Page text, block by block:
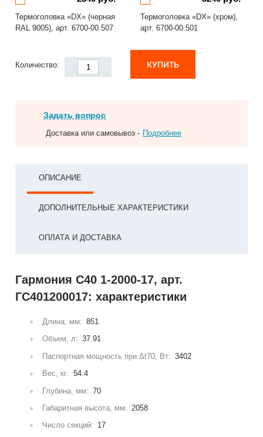
Термоголовка «DX» (черная
RAL 9005), арт. 6700-00.507
Термоголовка «DX» (хром),
арт. 6700-00.501
Количество: КУПИТЬ
Задать вопрос
Доставка или самовывоз - Подробнее
ОПИСАНИЕ
ДОПОЛНИТЕЛЬНЫЕ ХАРАКТЕРИСТИКИ
ОПЛАТА И ДОСТАВКА
Гармония С40 1-2000-17, арт.
ГС401200017: характеристики
Длина, мм: 851
Объем, л: 37.91
Паспортная мощность при Δt70, Вт: 3402
Вес, кг: 54.4
Глубина, мм: 70
Габаритная высота, мм: 2058
Число секций: 17